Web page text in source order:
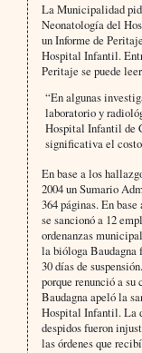
La Municipalidad
Neonatología del
un Informe de
Hospital Infantil.
Peritaje se puede
“En algunas
laboratorio y
Hospital Infantil de
significativa el
En base a los
2004 un Sumario
364 páginas. En
se sancionó a 12
ordenanzas
la bióloga Baudagna
30 días de
porque renunció a
Baudagna apeló la
Hospital Infantil. La
despidos fueron
las órdenes que